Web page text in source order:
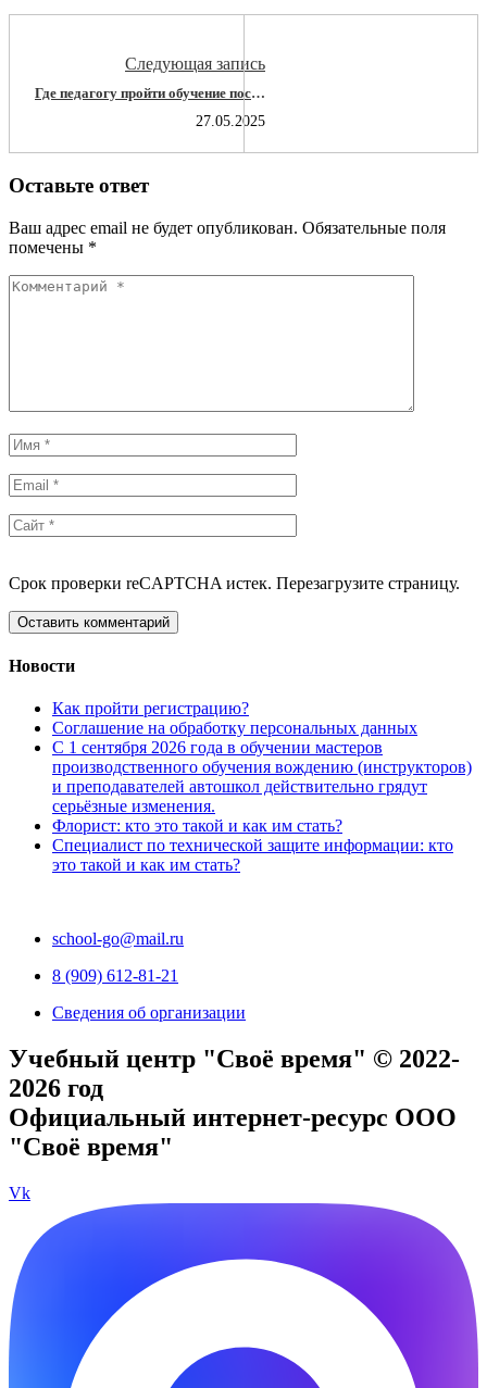
Следующая запись
Где педагогу пройти обучение после
новые поправки в закон
27.05.2025
Оставьте ответ
Ваш адрес email не будет опубликован. Обязательные поля
помечены *
Срок проверки reCAPTCHA истек. Перезагрузите страницу.
Новости
Как пройти регистрацию?
Соглашение на обработку персональных данных
С 1 сентября 2026 года в обучении мастеров
производственного обучения вождению (инструкторов)
и преподавателей автошкол действительно грядут
серьёзные изменения.
Флорист: кто это такой и как им стать?
Специалист по технической защите информации: кто
это такой и как им стать?
school-go@mail.ru
8 (909) 612-81-21
Сведения об организации
Учебный центр "Своё время" © 2022-
2026 год
Официальный интернет-ресурс ООО
"Своё время"
Vk